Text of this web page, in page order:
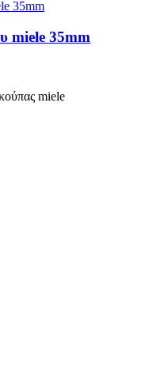
miele 35mm
miele